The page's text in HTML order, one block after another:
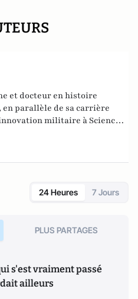
et docteur en histoire
en parallèle de sa carrière
militaire à Sciences-
études. Très visible dans
dans les médias, il est
renard Histoire immédiate de
24 Heures 7 Jours
PLUS PARTAGES
s'est vraiment passé
ailleurs